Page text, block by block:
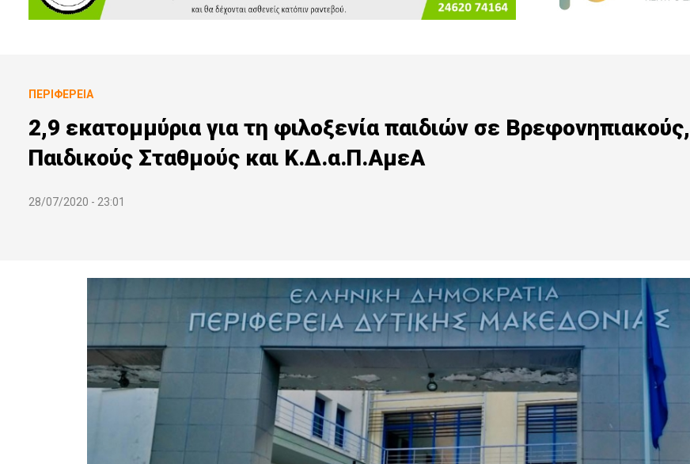
ΠΕΡΙΦΈΡΕΙΑ
2,9 εκατομμύρια για τη φιλοξενία παιδιών σε Βρεφονηπιακούς,
Παιδικούς Σταθμούς και Κ.Δ.α.Π.ΑμεΑ
28/07/2020 - 23:01